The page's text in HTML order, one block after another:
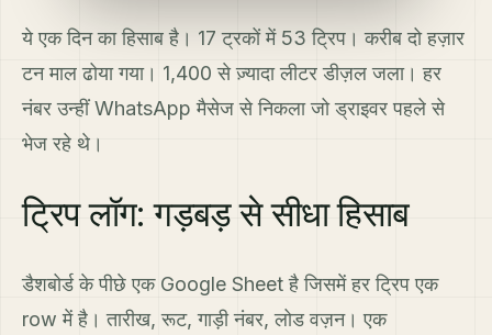
ये एक दिन का हिसाब है। 17 ट्रकों में 53 ट्रिप। करीब दो हज़ार
टन माल ढोया गया। 1,400 से ज़्यादा लीटर डीज़ल जला। हर
नंबर उन्हीं WhatsApp मैसेज से निकला जो ड्राइवर पहले से
भेज रहे थे।
ट्रिप लॉग: गड़बड़ से सीधा हिसाब
डैशबोर्ड के पीछे एक Google Sheet है जिसमें हर ट्रिप एक
row में है। तारीख, रूट, गाड़ी नंबर, लोड वज़न। एक